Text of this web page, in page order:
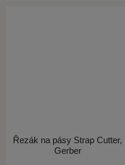
Řezák na pásy Strap Cutter,
Gerber